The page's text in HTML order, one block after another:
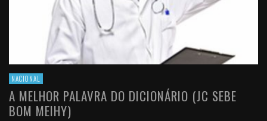
NACIONAL
A MELHOR PALAVRA DO DICIONÁRIO (JC SEBE
BOM MEIHY)